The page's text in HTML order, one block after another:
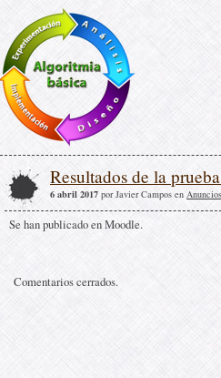
Resultados de la
6 abril 2017 por Javier Campos en Anuncios
Se han publicado en Moodle.
Comentarios cerrados.